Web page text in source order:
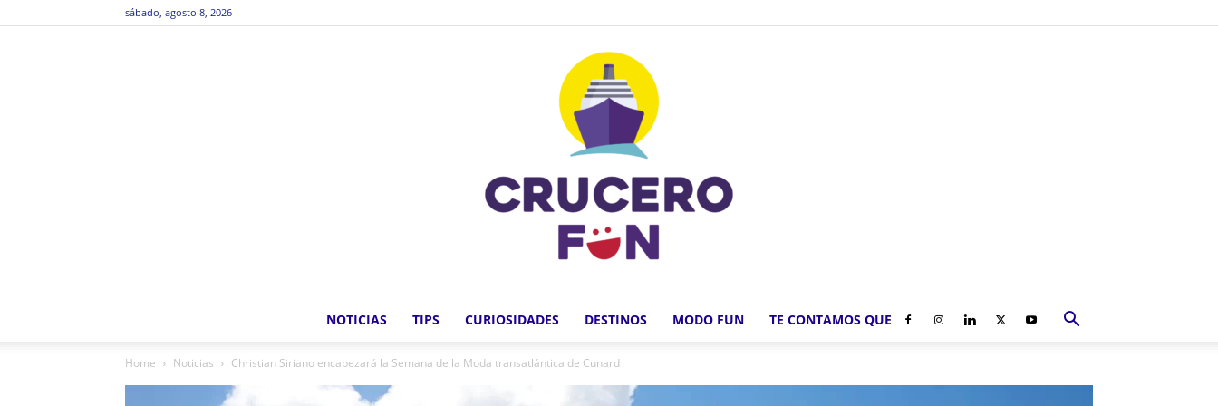
sábado, agosto 8, 2026
Crucero
NOTICIAS TIPS CURIOSIDADES DESTINOS MODO FUN TE CONTAMOS QUE
Home Noticias Christian Siriano encabezará la Semana de la Moda transatlántica de Cunard